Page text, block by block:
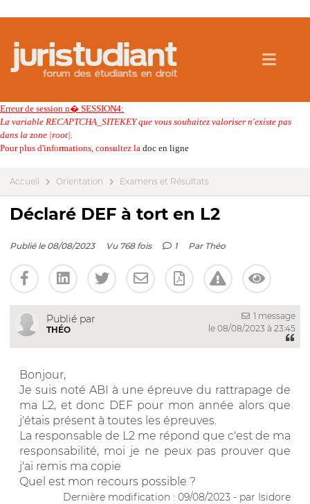
Erreur de session n� SESSION4:
La variable RECAPTCHA_SITEKEY que vous souhaitez valoriser n'existe pas
dans la zone |root|.
Pour plus d'informations, consultez la doc en ligne
Accueil Orientation Examens et Résultats
Déclaré DEF à tort en L2
Publié le 08/08/2023 Vu 768 fois 1 Par Théo
Publié par
THÉO
1 message
le 08/08/2023 à 23:45
Bonjour,
Je suis noté ABI à une épreuve du rattrapage de
ma L2, et donc DEF pour mon année alors que
j'étais présent à toutes les épreuves.
La responsable de L2 me répond que c'est de ma
responsabilité, moi je ne peux pas prouver que
j'ai remis ma copie
Quel est mon recours possible ?
Dernière modification : 09/08/2023 - par Isidore